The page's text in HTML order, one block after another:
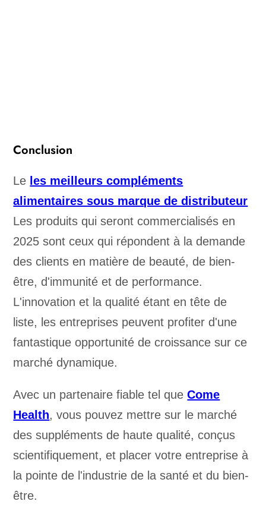
Conclusion
Le les meilleurs compléments
alimentaires sous marque de distributeur
Les produits qui seront commercialisés en
2025 sont ceux qui répondent à la demande
des clients en matière de beauté, de bien-
être, d'immunité et de performance.
L'innovation et la qualité étant en tête de
liste, les entreprises peuvent profiter d'une
fantastique opportunité de croissance sur ce
marché dynamique.
Avec un partenaire fiable tel queCome
Health, vous pouvez mettre sur le marché
des suppléments de haute qualité, conçus
scientifiquement, et placer votre entreprise à
la pointe de l'industrie de la santé et du bien-
être.